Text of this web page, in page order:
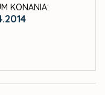
KONANIA: